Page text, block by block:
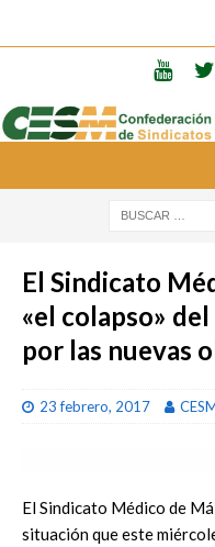
El Sindicato
«el colapso»
por las nuevas
23 febrero, 2017
El Sindicato Médico de
situación que este